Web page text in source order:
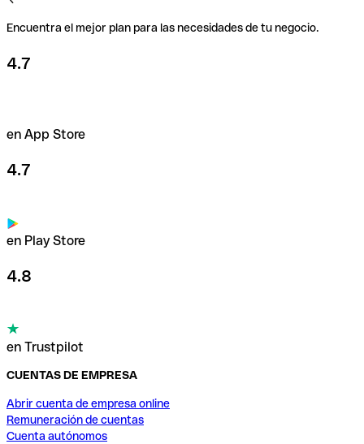
Encuentra el mejor plan para las necesidades de tu negocio.
4.7
en App Store
4.7
en Play Store
4.8
en Trustpilot
CUENTAS DE EMPRESA
Abrir cuenta de empresa online
Remuneración de cuentas
Cuenta autónomos